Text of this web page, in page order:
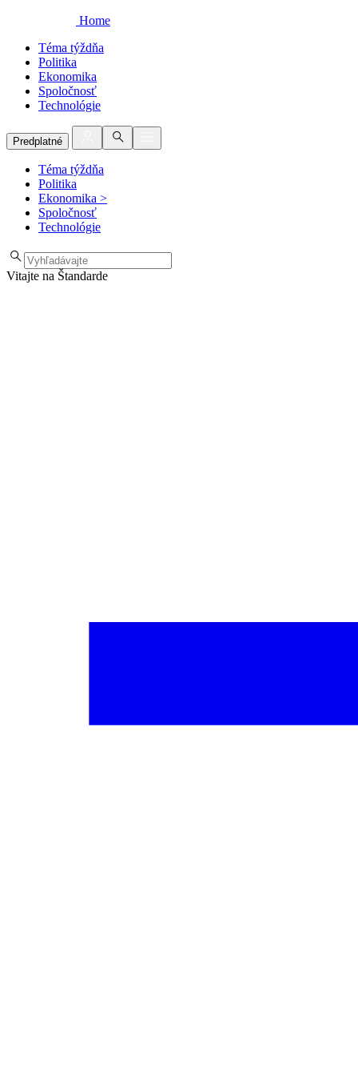
Home
Téma týždňa
Politika
Ekonomika
Spoločnosť
Technológie
Predplatné
Téma týždňa
Politika
Ekonomika >
Spoločnosť
Technológie
Vitajte na Štandarde